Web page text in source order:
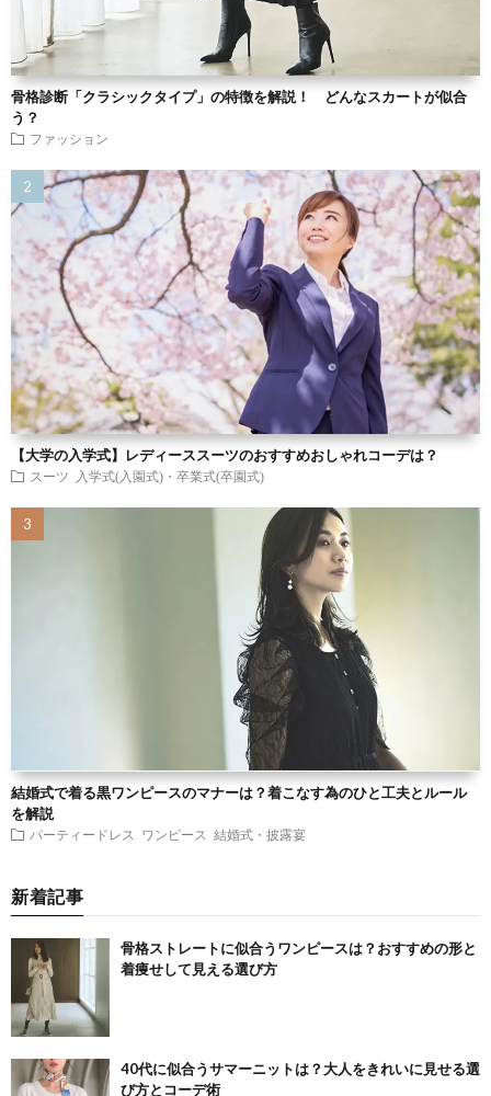
骨格診断「クラシックタイプ」の特徴を解説！ どんなスカートが似合
う？
ファッション
【大学の入学式】レディーススーツのおすすめおしゃれコーデは？
スーツ 入学式(入園式)・卒業式(卒園式)
結婚式で着る黒ワンピースのマナーは？着こなす為のひと工夫とルール
を解説
パーティードレス ワンピース 結婚式・披露宴
新着記事
骨格ストレートに似合うワンピースは？おすすめの形と
着痩せして見える選び方
40代に似合うサマーニットは？大人をきれいに見せる選
び方とコーデ術